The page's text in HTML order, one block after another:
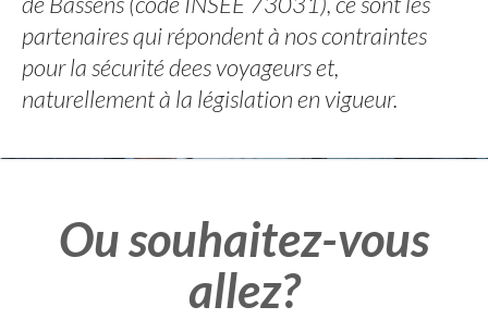
partenaires qui répondent à nos contraintes
pour la sécurité dees voyageurs et,
naturellement à la législation en vigueur.
Ou souhaitez-vous
allez?